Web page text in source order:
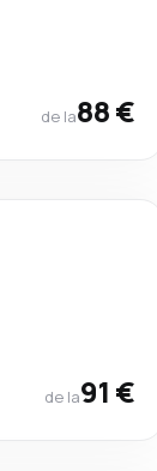
de la88 €
de la91 €